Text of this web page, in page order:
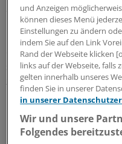
Straffreiheit verschärfen.
Der rheinland-pfälzische
empfahl in der Zeitung,
schonen, die alle
zehn Jahre aufdecken.
Bericht zufolge im
und Anzeigen
können dieses Menü
Einstellungen zu ändern
indem Sie auf den Link
Rand der Webseite klicken
links auf der Webseite, falls
gelten innerhalb unseres
finden Sie in unserer
in unserer
Wir und unsere
Folgendes